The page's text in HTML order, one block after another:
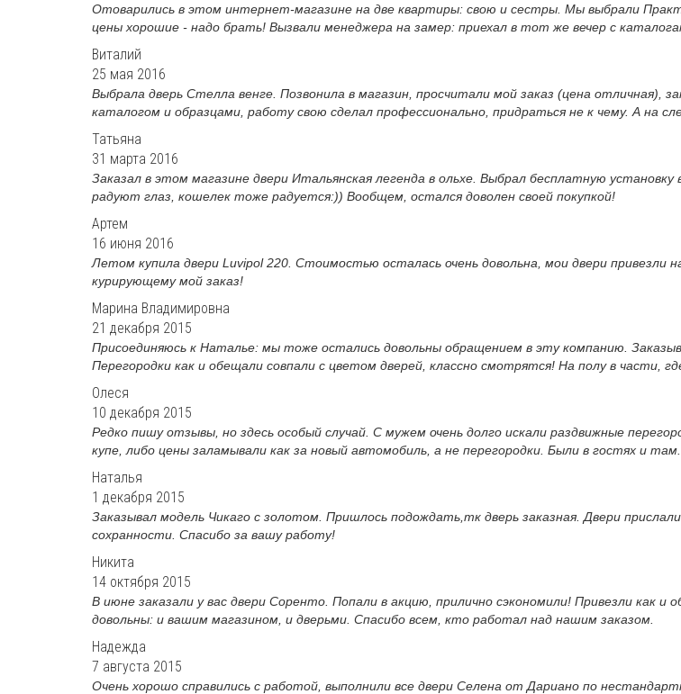
Отоварились в этом интернет-магазине на две квартиры: свою и сестры. Мы выбрали
цены хорошие - надо брать! Вызвали менеджера на замер: приехал в тот же вечер с
Виталий
25 мая 2016
Выбрала дверь Стелла венге. Позвонила в магазин, просчитали мой заказ (цена отличная),
каталогом и образцами, работу свою сделал профессионально, придраться не к чему. А на
Татьяна
31 марта 2016
Заказал в этом магазине двери Итальянская легенда в ольхе. Выбрал бесплатную
радуют глаз, кошелек тоже радуется:)) Вообщем, остался доволен своей покупкой!
Артем
16 июня 2016
Летом купила двери Luvipol 220. Стоимостью осталась очень довольна, мои двери привезли
курирующему мой заказ!
Марина Владимировна
21 декабря 2015
Присоединяюсь к Наталье: мы тоже остались довольны обращением в эту компанию.
Перегородки как и обещали совпали с цветом дверей, классно смотрятся! На полу в части,
Олеся
10 декабря 2015
Редко пишу отзывы, но здесь особый случай. С мужем очень долго искали раздвижные
купе, либо цены заламывали как за новый автомобиль, а не перегородки. Были в гостях и
Наталья
1 декабря 2015
Заказывал модель Чикаго с золотом. Пришлось подождать,тк дверь заказная. Двери
сохранности. Спасибо за вашу работу!
Никита
14 октября 2015
В июне заказали у вас двери Соренто. Попали в акцию, прилично сэкономили! Привезли как
довольны: и вашим магазином, и дверьми. Спасибо всем, кто работал над нашим заказом.
Надежда
7 августа 2015
Очень хорошо справились с работой, выполнили все двери Селена от Дариано по